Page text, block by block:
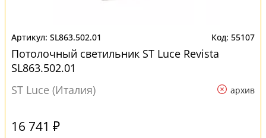
SL863.502.01 55107
Потолочный светильник ST Luce Revista
SL863.502.01
ST Luce (Италия)
архив
16 741 ₽